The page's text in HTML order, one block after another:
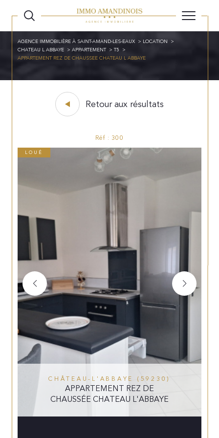
AGENCE IMMOBILIÈRE À SAINT-AMAND-LES-EAUX
LOCATION
CHATEAU L ABBAYE
APPARTEMENT
T5
APPARTEMENT REZ DE CHAUSSEE CHATEAU L ABBAYE
Retour aux résultats
Réf : 300
LOUÉ
CHÂTEAU-L'ABBAYE (59230)
APPARTEMENT REZ DE
CHAUSSÉE CHATEAU L'ABBAYE